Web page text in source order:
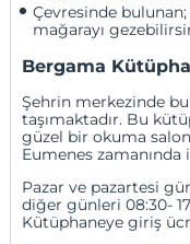
Çevresinde bulunan;
mağarayı
Bergama
Şehrin merkezinde
taşımaktadır. Bu
güzel bir okuma
Eumenes
Pazar ve pazartesi
diğer günleri 08:30-
Kütüphaneye giriş